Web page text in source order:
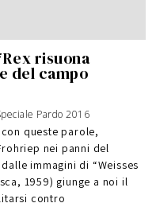
risuona
del campo
Pardo 2016
queste parole,
nei panni del
immagini di “Weisses
1959) giunge a noi il
contro